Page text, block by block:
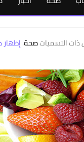
ذات التسمياتصحة.إظهار